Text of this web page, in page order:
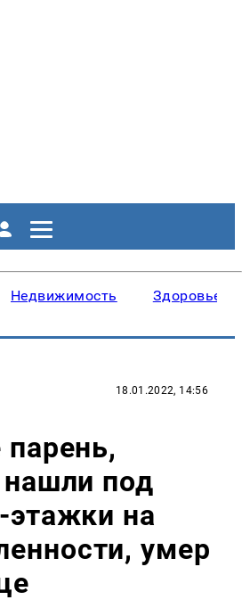
Недвижимость Здоровье
18.01.2022, 14:56
нашли под
на
умер